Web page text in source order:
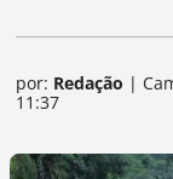
por: Redação |
11:37